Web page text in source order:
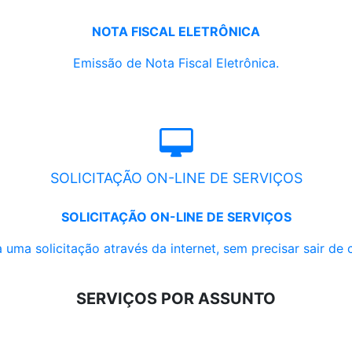
NOTA FISCAL ELETRÔNICA
Emissão de Nota Fiscal Eletrônica.
SOLICITAÇÃO ON-LINE DE SERVIÇOS
SOLICITAÇÃO ON-LINE DE SERVIÇOS
uma solicitação através da internet, sem precisar sair de
SERVIÇOS POR ASSUNTO